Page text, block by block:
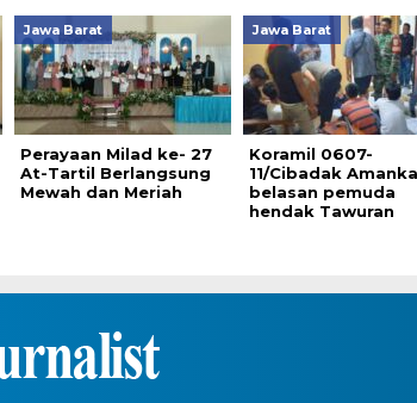
Jawa Barat
Perayaan Milad ke- 27
At-Tartil Berlangsung
Mewah dan Meriah
Jawa Barat
Koramil 0607-
11/Cibadak
belasan pemuda
hendak Tawuran